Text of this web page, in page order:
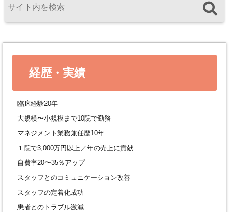
経歴・実績
臨床経験20年
大規模〜小規模まで10院で勤務
マネジメント業務兼任歴10年
１院で3,000万円以上／年の売上に貢献
自費率20〜35％アップ
スタッフとのコミュニケーション改善
スタッフの定着化成功
患者とのトラブル激減